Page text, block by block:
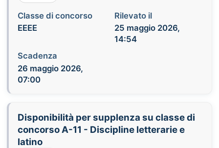
Classe di concorso
EEEE
Rilevato il
25 maggio 2026,
14:54
Scadenza
26 maggio 2026,
07:00
Disponibilità per supplenza su classe di
concorso A-11 - Discipline letterarie e
latino